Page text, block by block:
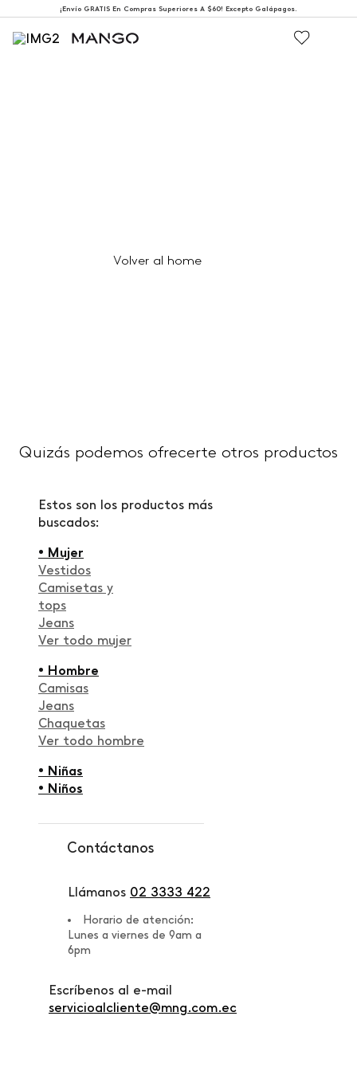
¡Envío GRATIS En Compras Superiores A $60! Excepto Galápagos.
Volver al home
Quizás podemos ofrecerte otros productos
Estos son los productos más
buscados:
• Mujer
Vestidos
Camisetas y
tops
Jeans
Ver todo mujer
• Hombre
Camisas
Jeans
Chaquetas
Ver todo hombre
• Niñas
• Niños
Contáctanos
Llámanos 02 3333 422
Horario de atención:
Lunes a viernes de 9am a
6pm
Escríbenos al e-mail
servicioalcliente@mng.com.ec